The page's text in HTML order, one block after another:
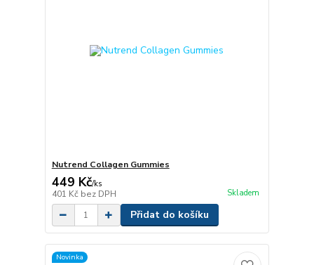
Nutrend Collagen Gummies
449 Kč/ks
401 Kč bez DPH Skladem
Přidat do košíku
Novinka